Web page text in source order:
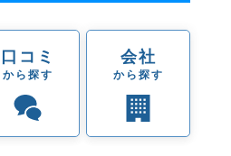
口コミ
から探す
会社
から探す